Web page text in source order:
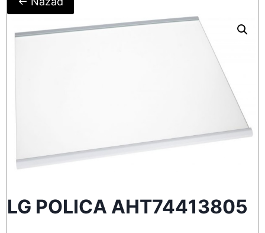
LG POLICA AHT74413805